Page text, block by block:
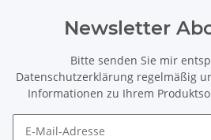
Newsletter
Bitte senden Sie mir
Datenschutzerklärung regelmäßig
Informationen zu Ihrem